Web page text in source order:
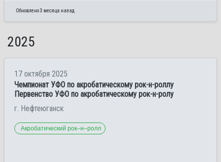
Обновлено 3 месяца назад
2025
17 октября 2025
Чемпионат УФО по акробатическому рок-н-роллу
Первенство УФО по акробатическому рок-н-ролу
г. Нефтеюганск
Акробатический рок–н–ролл